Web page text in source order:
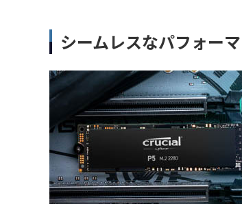
シームレスなパフォー